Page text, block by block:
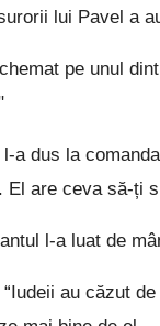
lui Pavel a
pe unul
l-a dus la
El are ceva să-ți
l-a luat de
au căzut